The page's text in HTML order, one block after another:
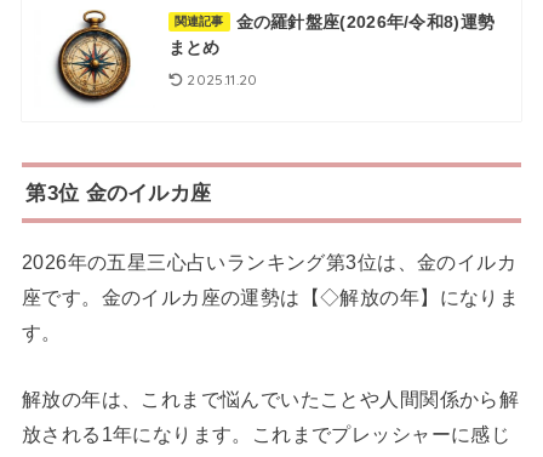
関連記事
金の羅針盤座(2026年/令和8)運勢
まとめ
2025.11.20
第3位 金のイルカ座
2026年の五星三心占いランキング第3位は、金のイルカ
座です。金のイルカ座の運勢は【◇解放の年】になりま
す。
解放の年は、これまで悩んでいたことや人間関係から解
放される1年になります。これまでプレッシャーに感じ